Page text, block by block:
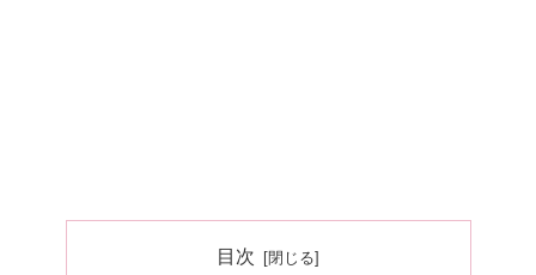
目次